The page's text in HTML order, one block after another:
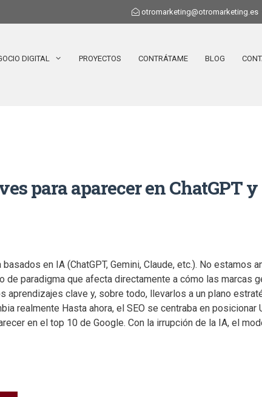
otromarketing@otromarketing.es
DIGITAL PROYECTOS CONTRÁTAME BLOG
para aparecer en ChatGPT y
en IA (ChatGPT, Gemini, Claude, etc.). No estamos
de paradigma que afecta directamente a cómo las marcas
aprendizajes clave y, sobre todo, llevarlos a un plano
realmente Hasta ahora, el SEO se centraba en posicionar
en el top 10 de Google. Con la irrupción de la IA, el